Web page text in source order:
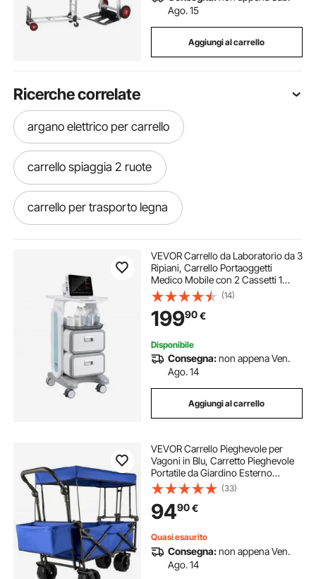
Ago. 15
Aggiungi al carrello
Ricerche correlate
argano elettrico per carrello
carrello spiaggia 2 ruote
carrello per trasporto legna
carrello di sollevamento a piattaforma
carrello officina pieghevole
carrelli in alluminio trasporto
carrello con ruote per estetica
carrello plastica con ruote
carrello trasporto legna
carrello lavanderia su ruote
VEVOR Carrello da Laboratorio da 3
Ripiani, Carrello Portaoggetti
Medico Mobile con 2 Cassetti 1
Vassoio, Carrello Servizio in
Materiale ABS, con 4 Ruote per
Laboratorio, Clinica, Ospedale,
Salone
(14)
19990€
Disponibile
Consegna:non appena Ven.
Ago. 14
Aggiungi al carrello
VEVOR Carrello Pieghevole per
Vagoni in Blu, Carretto Pieghevole
Portatile da Giardino Esterno
Capacità da 100KG, Carrello da
Trasporto della Spesa Adatto per
Viaggi, Vacanze, Giardino e
Campeggio
(33)
9490€
Quasi esaurito
Consegna:non appena Ven.
Ago. 14